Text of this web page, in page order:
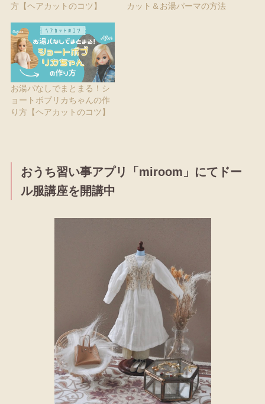
方【ヘアカットのコツ】
カット＆お湯パーマの方法
お湯パなしでまとまる！シ
ョートボブリカちゃんの作
り方【ヘアカットのコツ】
おうち習い事アプリ「miroom」にてドー
ル服講座を開講中